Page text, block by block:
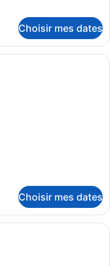
Choisir mes dates
d’hôtel bien
Choisir mes dates
chambre propre, avec